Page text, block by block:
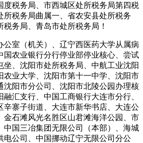
度税务局、市西城区处所税务局第四税
所税务局曲属一、省农安县处所税务
务局、青岛市处所税务局！
室（机关）、辽宁西医药大学从属病
国农业银行分行停业部停业核心、尝试
坐、沈阳市处所税务局、中航工业沈阳
农业大学、沈阳市第十一中学、沈阳市
沈阳市分公司、沈阳市北陵公园办理核
汇支行、中国工商银行大连市分行、
辛寨子街道、大连市新华书店、大连公
金石滩风光名胜区山君滩海洋公园、市
中国三冶集团无限公司（本部）、海城
电公司、中国挪动辽宁无限公司分公